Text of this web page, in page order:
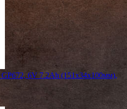
GP672, 6V 7.2Ah (151х34х100мм),